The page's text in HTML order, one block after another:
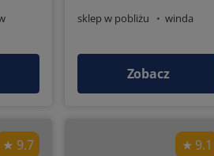
sklep w pobliżu winda
Zobacz
9.7 9.1